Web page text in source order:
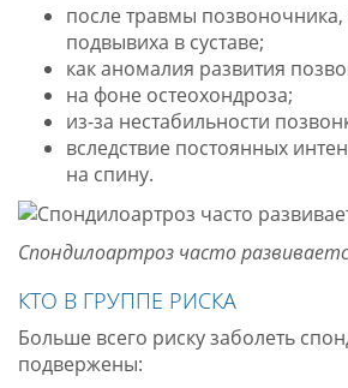
после травмы
подвывиха в суставе;
как аномалия развития
на фоне остеохондроза;
из-за нестабильности
вследствие постоянных
на спину.
Спондилоартроз часто
КТО В ГРУППЕ РИСКА
Больше всего риску заболеть
подвержены: